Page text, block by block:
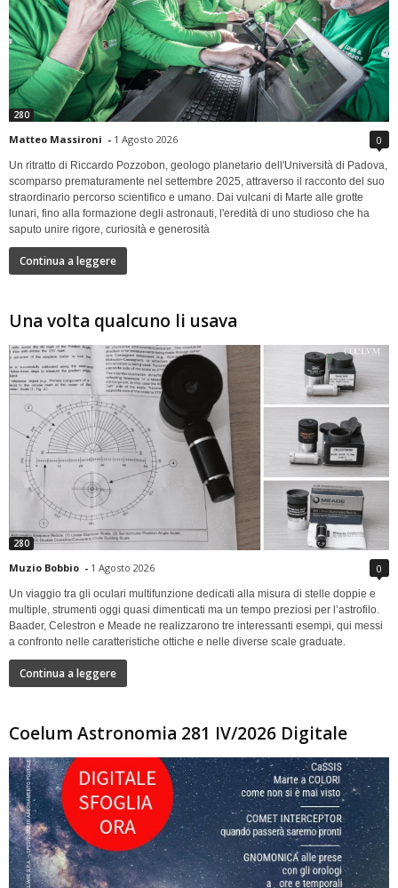
280
Matteo Massironi - 1 Agosto 2026 0
Un ritratto di Riccardo Pozzobon, geologo planetario dell'Università di Padova,
scomparso prematuramente nel settembre 2025, attraverso il racconto del suo
straordinario percorso scientifico e umano. Dai vulcani di Marte alle grotte
lunari, fino alla formazione degli astronauti, l'eredità di uno studioso che ha
saputo unire rigore, curiosità e generosità
Continua a leggere
Una volta qualcuno li usava
280
Muzio Bobbio - 1 Agosto 2026 0
Un viaggio tra gli oculari multifunzione dedicati alla misura di stelle doppie e
multiple, strumenti oggi quasi dimenticati ma un tempo preziosi per l’astrofilo.
Baader, Celestron e Meade ne realizzarono tre interessanti esempi, qui messi
a confronto nelle caratteristiche ottiche e nelle diverse scale graduate.
Continua a leggere
Coelum Astronomia 281 IV/2026 Digitale